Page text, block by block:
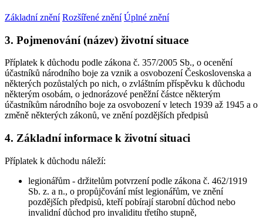
Základní znění Rozšířené znění Úplné znění
3. Pojmenování (název) životní situace
Příplatek k důchodu podle zákona č. 357/2005 Sb., o ocenění
účastníků národního boje za vznik a osvobození Československa a
některých pozůstalých po nich, o zvláštním příspěvku k důchodu
některým osobám, o jednorázové peněžní částce některým
účastníkům národního boje za osvobození v letech 1939 až 1945 a o
změně některých zákonů, ve znění pozdějších předpisů
4. Základní informace k životní situaci
Příplatek k důchodu náleží:
legionářům - držitelům potvrzení podle zákona č. 462/1919
Sb. z. a n., o propůjčování míst legionářům, ve znění
pozdějších předpisů, kteří pobírají starobní důchod nebo
invalidní důchod pro invaliditu třetího stupně,